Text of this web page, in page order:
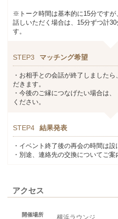
※トーク時間は基本的に15分です
話しいただく場合は、15分ずつ計
す。
STEP3 マッチング希望
・お相手との会話が終了しました
だきます。
・今後のご縁につなげたい場合は
ください。
STEP4 結果発表
・イベント終了後の再会の時間は設
・別途、連絡先の交換についてご案
アクセス
開催場所 横浜ラウンジ